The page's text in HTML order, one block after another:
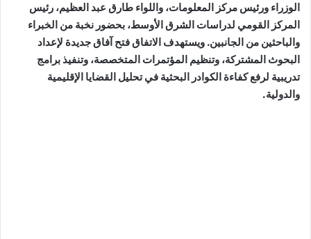
الوزراء ورئيس مركز المعلومات، واللواء طارق عبد العظيم، رئيس
المركز القومي لدراسات الشرق الأوسط، بحضور نخبة من الخبراء
والباحثين من الجانبين. ويستهدف الاتفاق فتح آفاق جديدة لإعداد
البحوث المشتركة، وتنظيم المؤتمرات المتخصصة، وتنفيذ برامج
تدريبية لرفع كفاءة الكوادر البحثية في تحليل القضايا الإقليمية
والدولية.